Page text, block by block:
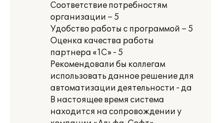
Соответствие потребностям
организации – 5
Удобство работы с программой – 5
Оценка качества работы
партнера «1С» - 5
Рекомендовали бы коллегам
использовать данное решение для
автоматизации деятельности - да
В настоящее время система
находится на сопровождении у